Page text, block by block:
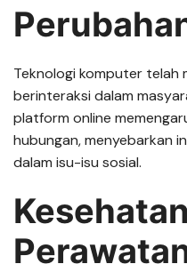
Teknologi komputer telah
berinteraksi dalam
platform online
hubungan, menyebarkan
dalam isu-isu sosial.